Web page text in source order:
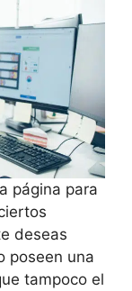
página para
deseas
poseen una
tampoco el